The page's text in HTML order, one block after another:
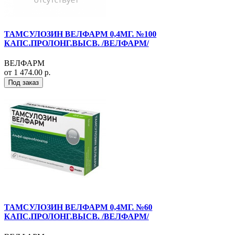
ТАМСУЛОЗИН ВЕЛФАРМ 0,4МГ. №100
КАПС.ПРОЛОНГ.ВЫСВ. /ВЕЛФАРМ/
ВЕЛФАРМ
от 1 474.00 р.
Под заказ
ТАМСУЛОЗИН ВЕЛФАРМ 0,4МГ. №60
КАПС.ПРОЛОНГ.ВЫСВ. /ВЕЛФАРМ/